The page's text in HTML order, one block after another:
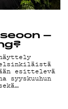
–
esittelevä
syyskuuhun